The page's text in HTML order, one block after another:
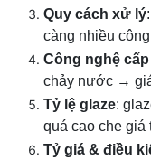
Quy cách xử lý
càng nhiều
Công nghệ
chảy nước →
Tỷ lệ glaze:
quá cao che giá
Tỷ giá & điều